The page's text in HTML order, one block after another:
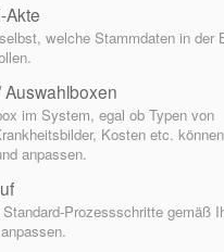
Akte
welche Stammdaten in der
Auswahlboxen
im System, egal ob Typen von
Kosten etc.
anpassen.
Prozessschritte gemäß